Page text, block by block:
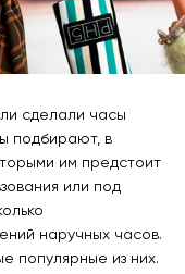
сделали часы
подбирают, в
им предстоит
или под
наручных часов.
популярные из них.